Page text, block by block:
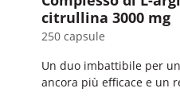
citrullina 3000 mg
250 capsule
Un duo imbattibile per
ancora più efficace e un